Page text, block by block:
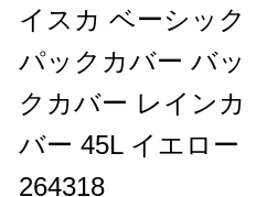
イスカ ベーシック
パックカバー バッ
クカバー レインカ
バー 45L イエロー
264318